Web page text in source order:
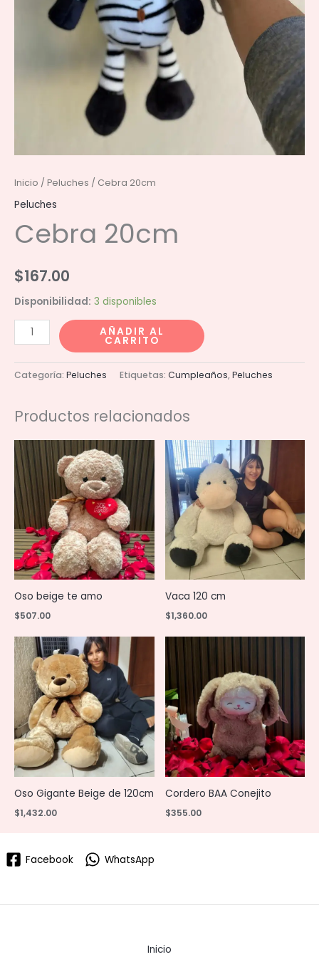
Inicio / Peluches / Cebra 20cm
Peluches
Cebra 20cm
$167.00
Disponibilidad: 3 disponibles
Cebra
20cm
cantidad
AÑADIR AL
CARRITO
Categoría: Peluches Etiquetas: Cumpleaños,Peluches
Productos relacionados
Oso beige te amo
$507.00
Vaca 120 cm
$1,360.00
Oso Gigante Beige de 120cm
$1,432.00
Cordero BAA Conejito
$355.00
Facebook WhatsApp
Inicio